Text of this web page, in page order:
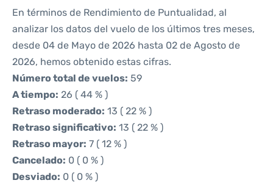
En términos de Rendimiento de Puntualidad, al
analizar los datos del vuelo de los últimos tres meses,
desde 04 de Mayo de 2026 hasta 02 de Agosto de
2026, hemos obtenido estas cifras.
Número total de vuelos: 59
A tiempo: 26 ( 44 % )
Retraso moderado: 13 ( 22 % )
Retraso significativo: 13 ( 22 % )
Retraso mayor: 7 ( 12 % )
Cancelado: 0 ( 0 % )
Desviado: 0 ( 0 % )